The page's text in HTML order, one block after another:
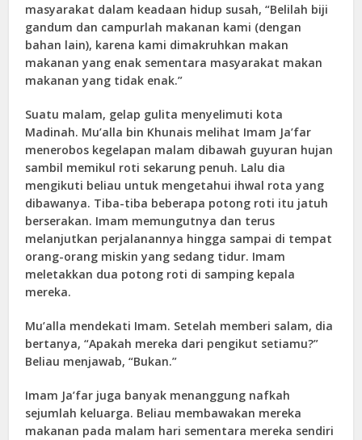
masyarakat dalam keadaan hidup susah, “Belilah biji
gandum dan campurlah makanan kami (dengan
bahan lain), karena kami dimakruhkan makan
makanan yang enak sementara masyarakat makan
makanan yang tidak enak.”
Suatu malam, gelap gulita menyelimuti kota
Madinah. Mu’alla bin Khunais melihat Imam Ja’far
menerobos kegelapan malam dibawah guyuran hujan
sambil memikul roti sekarung penuh. Lalu dia
mengikuti beliau untuk mengetahui ihwal rota yang
dibawanya. Tiba-tiba beberapa potong roti itu jatuh
berserakan. Imam memungutnya dan terus
melanjutkan perjalanannya hingga sampai di tempat
orang-orang miskin yang sedang tidur. Imam
meletakkan dua potong roti di samping kepala
mereka.
Mu’alla mendekati Imam. Setelah memberi salam, dia
bertanya, “Apakah mereka dari pengikut setiamu?”
Beliau menjawab, “Bukan.”
Imam Ja’far juga banyak menanggung nafkah
sejumlah keluarga. Beliau membawakan mereka
makanan pada malam hari sementara mereka sendiri